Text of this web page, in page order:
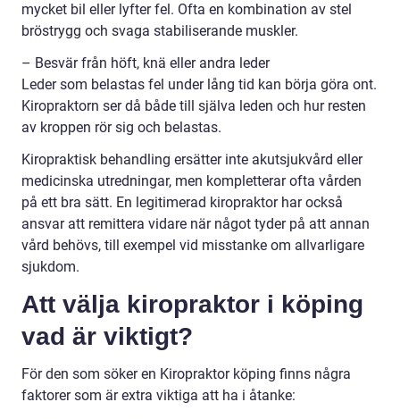
mycket bil eller lyfter fel. Ofta en kombination av stel
bröstrygg och svaga stabiliserande muskler.
– Besvär från höft, knä eller andra leder
Leder som belastas fel under lång tid kan börja göra ont.
Kiropraktorn ser då både till själva leden och hur resten
av kroppen rör sig och belastas.
Kiropraktisk behandling ersätter inte akutsjukvård eller
medicinska utredningar, men kompletterar ofta vården
på ett bra sätt. En legitimerad kiropraktor har också
ansvar att remittera vidare när något tyder på att annan
vård behövs, till exempel vid misstanke om allvarligare
sjukdom.
Att välja kiropraktor i köping
vad är viktigt?
För den som söker en Kiropraktor köping finns några
faktorer som är extra viktiga att ha i åtanke: